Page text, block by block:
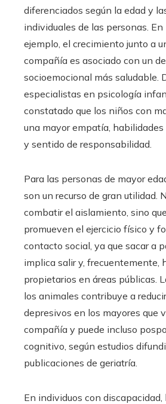
diferenciados según la edad y
individuales de las personas.
ejemplo, el crecimiento junto a
compañía es asociado con un
socioemocional más saludable.
especialistas en psicología
constatado que los niños con
una mayor empatía,
y sentido de responsabilidad.
Para las personas de mayor
son un recurso de gran utilidad.
combatir el aislamiento, sino
promueven el ejercicio físico y
contacto social, ya que sacar a
implica salir y, frecuentemente,
propietarios en áreas públicas.
los animales contribuye a
depresivos en los mayores que
compañía y puede incluso
cognitivo, según estudios
publicaciones de geriatría.
En individuos con discapacidad,